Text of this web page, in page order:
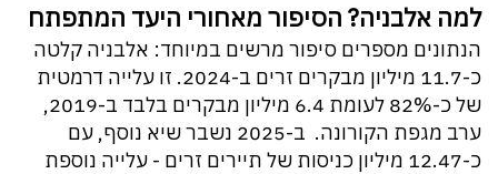
למה אלבניה? הסיפור מאחורי היעד המתפתח
הנתונים מספרים סיפור מרשים במיוחד: אלבניה קלטה
כ-11.7 מיליון מבקרים זרים ב-2024. זו עלייה דרמטית
של כ-82% לעומת 6.4 מיליון מבקרים בלבד ב-2019,
ערב מגפת הקורונה. ב-2025 נשבר שיא נוסף, עם
כ-12.47 מיליון כניסות של תיירים זרים - עלייה נוספת